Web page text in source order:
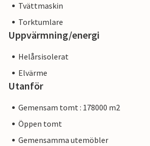
Tvättmaskin
Torktumlare
Uppvärmning/energi
Helårsisolerat
Elvärme
Utanför
Gemensam tomt : 178000 m2
Öppen tomt
Gemensamma utemöbler